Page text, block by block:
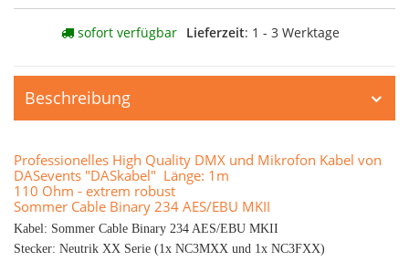
sofort verfügbar Lieferzeit: 1 - 3 Werktage
Beschreibung
Professionelles High Quality DMX und Mikrofon Kabel von
DASevents "DASkabel" Länge: 1m
110 Ohm - extrem robust
Sommer Cable Binary 234 AES/EBU MKII
Kabel: Sommer Cable Binary 234 AES/EBU MKII
Stecker: Neutrik XX Serie (1x NC3MXX und 1x NC3FXX)